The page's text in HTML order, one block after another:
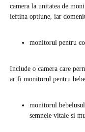
camera la unitatea de
ieftina optiune, iar
monitorul pentru
Include o camera care
ar fi monitorul pentru
monitorul
semnele vitale si